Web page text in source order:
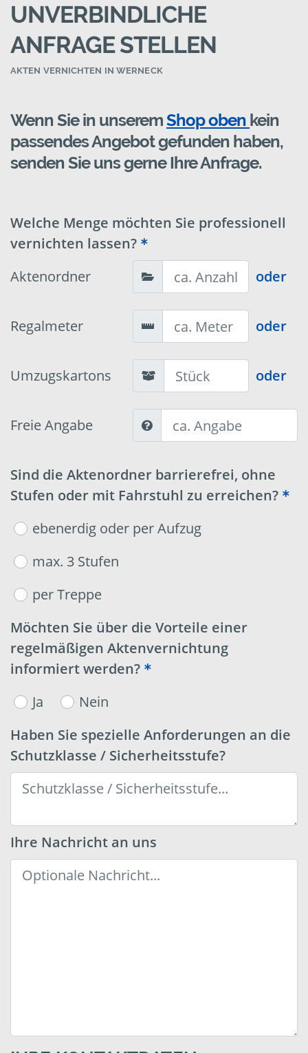
UNVERBINDLICHE
ANFRAGE STELLEN
AKTEN VERNICHTEN IN WERNECK
Wenn Sie in unseremShop oben kein
passendes Angebot gefunden haben,
senden Sie uns gerne Ihre Anfrage.
Welche Menge möchten Sie professionell
vernichten lassen?
Aktenordner
oder
Regalmeter oder
Umzugskartons oder
Freie Angabe
Sind die Aktenordner barrierefrei, ohne
Stufen oder mit Fahrstuhl zu erreichen?
ebenerdig oder per Aufzug
max. 3 Stufen
per Treppe
Möchten Sie über die Vorteile einer
regelmäßigen Aktenvernichtung
informiert werden?
Ja
Nein
Haben Sie spezielle Anforderungen an die
Schutzklasse / Sicherheitsstufe?
Ihre Nachricht an uns